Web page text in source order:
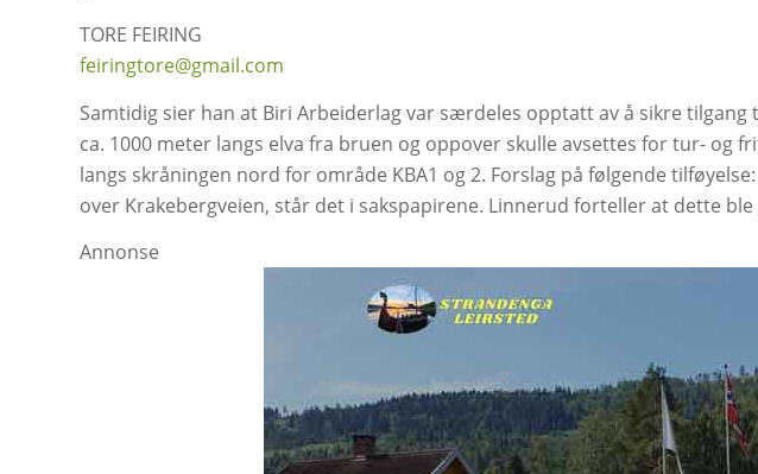
TORE FEIRING
feiringtore@gmail.com
Samtidig sier han at Biri Arbeiderlag var særdeles opptatt av å sikre
ca. 1000 meter langs elva fra bruen og oppover skulle avsettes for tur-
langs skråningen nord for område KBA1 og 2. Forslag på følgende
over Krakebergveien, står det i sakspapirene. Linnerud forteller at dette
Annonse